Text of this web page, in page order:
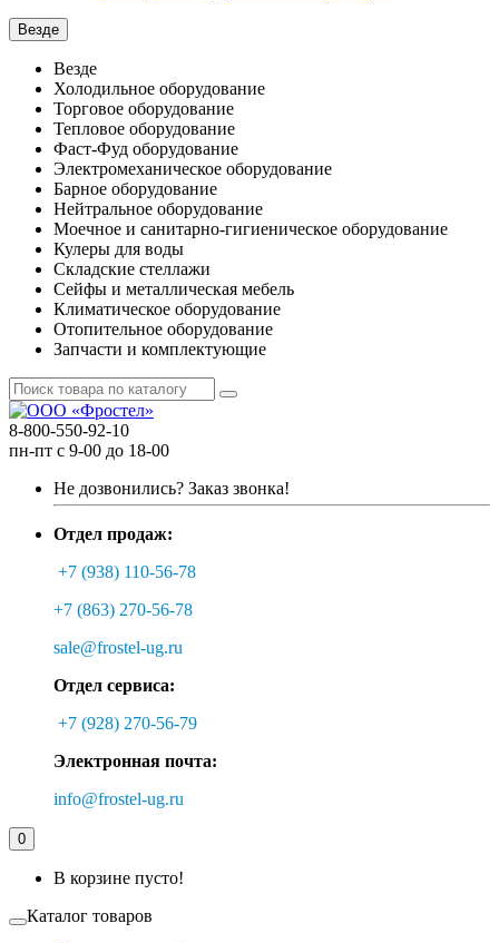
Везде
Везде
Холодильное оборудование
Торговое оборудование
Тепловое оборудование
Фаст-Фуд оборудование
Электромеханическое оборудование
Барное оборудование
Нейтральное оборудование
Моечное и санитарно-гигиеническое оборудование
Кулеры для воды
Складские стеллажи
Сейфы и металлическая мебель
Климатическое оборудование
Отопительное оборудование
Запчасти и комплектующие
8-800-550-92-10
пн-пт с 9-00 до 18-00
Не дозвонились? Заказ звонка!
Отдел продаж:
+7 (938) 110-56-78
+7 (863) 270-56-78
sale@frostel-ug.ru
Отдел сервиса:
+7 (928) 270-56-79
Электронная почта:
info@frostel-ug.ru
0
В корзине пусто!
Каталог товаров